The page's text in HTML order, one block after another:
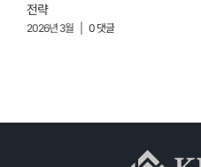
전략
2026년 3월 0 댓글